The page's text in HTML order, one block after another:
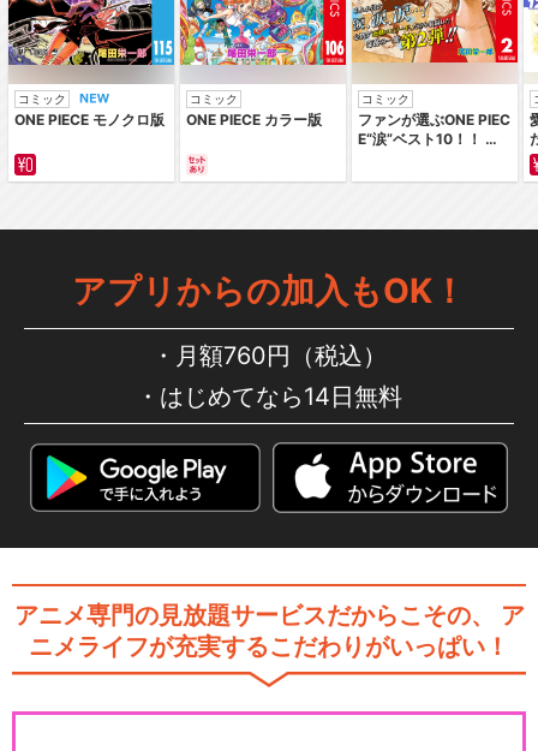
コミック
ONE PIECE モノクロ版
コミック
ONE PIECE カラー版
コミック
ファンが選ぶONE PIEC
E“涙”ベスト10！！ ～
編～ カラー版
アプリからの加入もOK！
月額760円（税込）
はじめてなら14日無料
アニメ専門の見放題サービスだからこその、
ア
ニメライフが充実するこだわりがいっぱい！